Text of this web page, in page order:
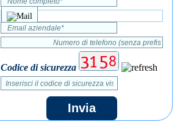
Codice di sicurezza
Invia